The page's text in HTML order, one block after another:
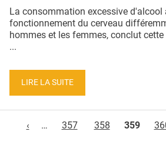
La consommation excessive d'alcool
fonctionnement du cerveau
hommes et les femmes, conclut
...
LIRE LA SUITE
‹
… 357 358 359